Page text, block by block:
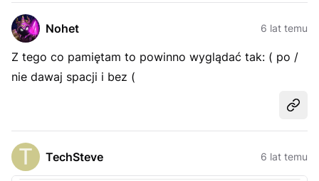
Nohet 6 lat temu
Z tego co pamiętam to powinno wyglądać tak: ( po /
nie dawaj spacji i bez (
TechSteve 6 lat temu